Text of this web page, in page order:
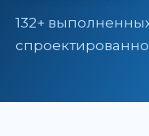
132+